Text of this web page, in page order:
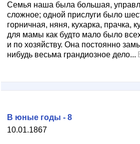
Семья наша была большая,
сложное; одной прислуги было
горничная, няня, кухарка, прачка,
для мамы как будто мало было
и по хозяйству. Она постоянно
нибудь весьма грандиозное дело...
10.01.1867
В юные годы - 8